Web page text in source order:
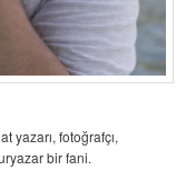
yazarı, fotoğrafçı,
bir fani.